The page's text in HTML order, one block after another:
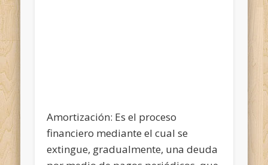
Amortización: Es el proceso
financiero mediante el cual se
extingue, gradualmente, una deuda